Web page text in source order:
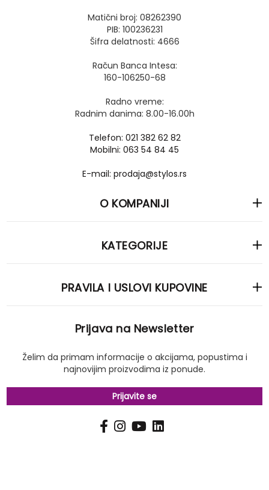
Matični broj: 08262390
PIB: 100236231
Šifra delatnosti: 4666
Račun Banca Intesa:
160-106250-68
Radno vreme:
Radnim danima: 8.00-16.00h
Telefon: 021 382 62 82
Mobilni: 063 54 84 45
E-mail: prodaja@stylos.rs
O KOMPANIJI
KATEGORIJE
PRAVILA I USLOVI KUPOVINE
Prijava na Newsletter
Želim da primam informacije o akcijama, popustima i
najnovijim proizvodima iz ponude.
Prijavite se